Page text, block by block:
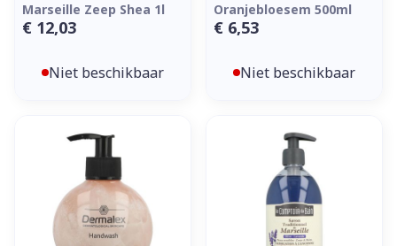
Marseille Zeep Shea 1l
€ 12,03
Niet beschikbaar
Oranjebloesem 500ml
€ 6,53
Niet beschikbaar